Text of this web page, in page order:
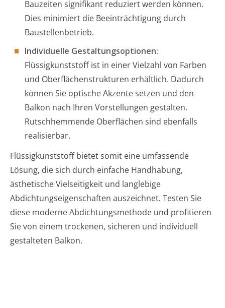
Bauzeiten signifikant reduziert werden können.
Dies minimiert die Beeinträchtigung durch
Baustellenbetrieb.
Individuelle Gestaltungsoptionen:
Flüssigkunststoff ist in einer Vielzahl von Farben
und Oberflächenstrukturen erhältlich. Dadurch
können Sie optische Akzente setzen und den
Balkon nach Ihren Vorstellungen gestalten.
Rutschhemmende Oberflächen sind ebenfalls
realisierbar.
Flüssigkunststoff bietet somit eine umfassende
Lösung, die sich durch einfache Handhabung,
ästhetische Vielseitigkeit und langlebige
Abdichtungseigenschaften auszeichnet. Testen Sie
diese moderne Abdichtungsmethode und profitieren
Sie von einem trockenen, sicheren und individuell
gestalteten Balkon.